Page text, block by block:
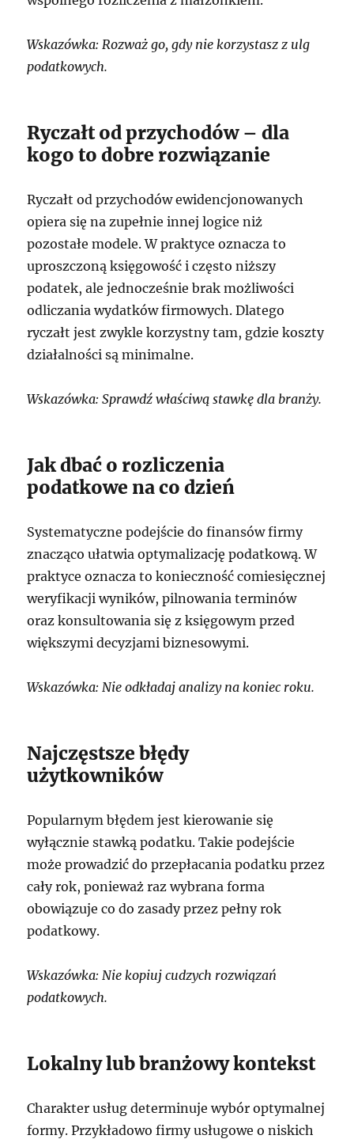
Wskazówka: Rozważ go, gdy nie korzystasz z ulg
podatkowych.
Ryczałt od przychodów – dla
kogo to dobre rozwiązanie
Ryczałt od przychodów ewidencjonowanych
opiera się na zupełnie innej logice niż
pozostałe modele. W praktyce oznacza to
uproszczoną księgowość i często niższy
podatek, ale jednocześnie brak możliwości
odliczania wydatków firmowych. Dlatego
ryczałt jest zwykle korzystny tam, gdzie koszty
działalności są minimalne.
Wskazówka: Sprawdź właściwą stawkę dla branży.
Jak dbać o rozliczenia
podatkowe na co dzień
Systematyczne podejście do finansów firmy
znacząco ułatwia optymalizację podatkową. W
praktyce oznacza to konieczność comiesięcznej
weryfikacji wyników, pilnowania terminów
oraz konsultowania się z księgowym przed
większymi decyzjami biznesowymi.
Wskazówka: Nie odkładaj analizy na koniec roku.
Najczęstsze błędy
użytkowników
Popularnym błędem jest kierowanie się
wyłącznie stawką podatku. Takie podejście
może prowadzić do przepłacania podatku przez
cały rok, ponieważ raz wybrana forma
obowiązuje co do zasady przez pełny rok
podatkowy.
Wskazówka: Nie kopiuj cudzych rozwiązań
podatkowych.
Lokalny lub branżowy kontekst
Charakter usług determinuje wybór optymalnej
formy. Przykładowo firmy usługowe o niskich